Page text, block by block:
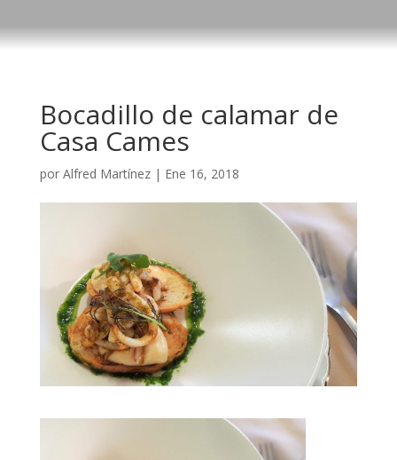
Bocadillo de calamar de
Casa Cames
por Alfred Martínez| Ene 16, 2018